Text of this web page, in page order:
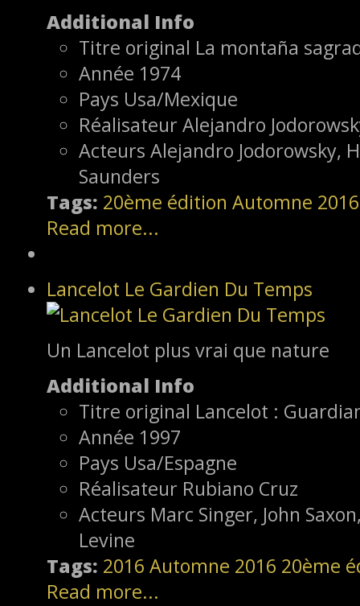
Additional Info
Titre original La montaña
Année 1974
Pays Usa/Mexique
Réalisateur Alejandro
Acteurs Alejandro Jodorowsky,
Saunders
Tags: 20ème édition Automne 2016
Read more...
Lancelot Le Gardien Du Temps
Un Lancelot plus vrai que nature
Additional Info
Titre original Lancelot :
Année 1997
Pays Usa/Espagne
Réalisateur Rubiano Cruz
Acteurs Marc Singer, John
Levine
Tags: 2016 Automne 2016 20ème
Read more...